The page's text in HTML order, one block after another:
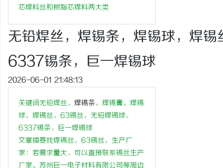
芯焊料丝和树脂芯焊料两大类
无铅焊丝，焊锡条，焊锡球，焊
6337锡条，巨一焊锡球
2026-06-01 21:48:13
关键词无铅焊丝， 焊锡条，焊锡膏，焊锡
球，焊锡丝，63锡丝，无铅焊锡球、
6337锡条，巨一焊锡球
文章摘要找焊锡丝，63锡丝，生产厂
家：若需求量大，可以直接联系锡丝生产
厂家。苏州巨一电子材料有限公司等周边
2026年纯电轻卡囤货指